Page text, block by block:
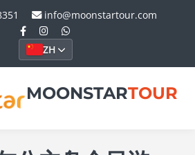
info@moonstartour.com
ZH
MOONSTARTOUR